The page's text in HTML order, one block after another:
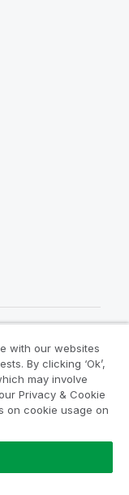
AB.無断複写・
with our websites
By clicking ‘Ok’,
may involve
Privacy & Cookie
on cookie usage on